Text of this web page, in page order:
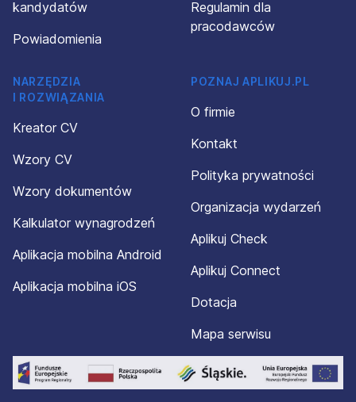
kandydatów
Powiadomienia
Regulamin dla
pracodawców
NARZĘDZIA
I ROZWIĄZANIA
Kreator CV
Wzory CV
Wzory dokumentów
Kalkulator wynagrodzeń
Aplikacja mobilna Android
Aplikacja mobilna iOS
POZNAJ APLIKUJ.PL
O firmie
Kontakt
Polityka prywatności
Organizacja wydarzeń
Aplikuj Check
Aplikuj Connect
Dotacja
Mapa serwisu